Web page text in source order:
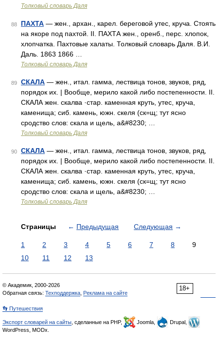
Толковый словарь Даля
88 ПАХТА — жен., архан., карел. береговой утес, круча. Стоять
на якоре под пахтой. II. ПАХТА жен., оренб., перс. хлопок,
хлопчатка. Пахтовые халаты. Толковый словарь Даля. В.И.
Даль. 1863 1866 …
Толковый словарь Даля
89 СКАЛА — жен., итал. гамма, лествица тонов, звуков, ряд,
порядок их. | Вообще, мерило какой либо постепенности. II.
СКАЛА жен. скалва ·стар. каменная круть, утес, круча,
каменища; сиб. камень, южн. скеля (ск=щ; тут ясно
сродство слов: скала и щель, а&#8230; …
Толковый словарь Даля
90 СКАЛА — жен., итал. гамма, лествица тонов, звуков, ряд,
порядок их. | Вообще, мерило какой либо постепенности. II.
СКАЛА жен. скалва ·стар. каменная круть, утес, круча,
каменища; сиб. камень, южн. скеля (ск=щ; тут ясно
сродство слов: скала и щель, а&#8230; …
Толковый словарь Даля
Страницы ← Предыдущая Следующая →
1 2 3 4 5 6 7 8
9
10
11 12 13
18+
© Академик, 2000-2026
Обратная связь: Техподдержка Реклама на сайте
👣 Путешествия
Экспорт словарей на сайты , сделанные на PHP, Joomla,
Drupal,
WordPress, MODx.